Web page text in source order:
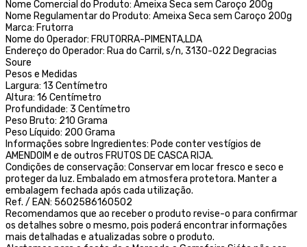
Nome Comercial do Produto: Ameixa Seca sem Caroço 200g
Nome Regulamentar do Produto: Ameixa Seca sem Caroço 200g
Marca: Frutorra
Nome do Operador: FRUTORRA-PIMENTA,LDA
Endereço do Operador: Rua do Carril, s/n, 3130-022 Degracias
Soure
Pesos e Medidas
Largura: 13 Centímetro
Altura: 16 Centímetro
Profundidade: 3 Centímetro
Peso Bruto: 210 Grama
Peso Líquido: 200 Grama
Informações sobre Ingredientes: Pode conter vestígios de
AMENDOIM e de outros FRUTOS DE CASCA RIJA.
Condições de conservação: Conservar em locar fresco e seco e
proteger da luz. Embalado em atmosfera protetora. Manter a
embalagem fechada após cada utilização.
Ref. / EAN: 5602586160502
Recomendamos que ao receber o produto revise-o para confirmar
os detalhes sobre o mesmo, pois poderá encontrar informações
mais detalhadas e atualizadas sobre o produto.